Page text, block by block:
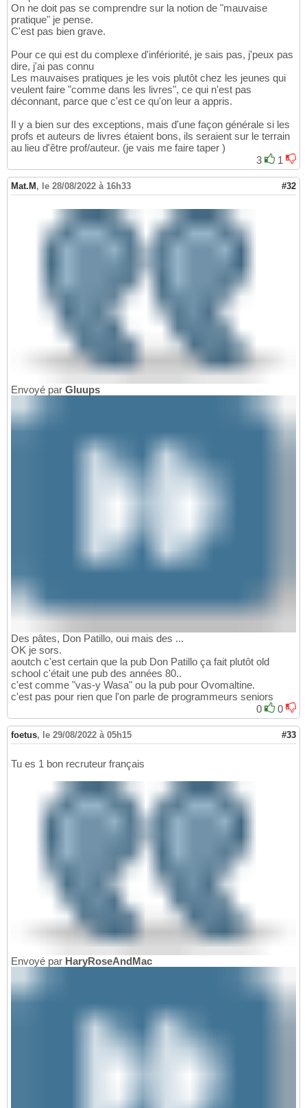
On ne doit pas se comprendre sur la notion de "mauvaise
pratique" je pense.
C'est pas bien grave.
Pour ce qui est du complexe d'infériorité, je sais pas, j'peux pas
dire, j'ai pas connu
Les mauvaises pratiques je les vois plutôt chez les jeunes qui
veulent faire "comme dans les livres", ce qui n'est pas
déconnant, parce que c'est ce qu'on leur a appris.
Il y a bien sur des exceptions, mais d'une façon générale si les
profs et auteurs de livres étaient bons, ils seraient sur le terrain
au lieu d'être prof/auteur. (je vais me faire taper )
3
1
Mat.M , le 28/08/2022 à 16h33 #32
Envoyé par Gluups
Des pâtes, Don Patillo, oui mais des ...
OK je sors.
aoutch c'est certain que la pub Don Patillo ça fait plutôt old
school c'était une pub des années 80..
c'est comme "vas-y Wasa" ou la pub pour Ovomaltine.
c'est pas pour rien que l'on parle de programmeurs seniors
0
0
foetus, le 29/08/2022 à 05h15 #33
Tu es 1 bon recruteur français
Envoyé par HaryRoseAndMac